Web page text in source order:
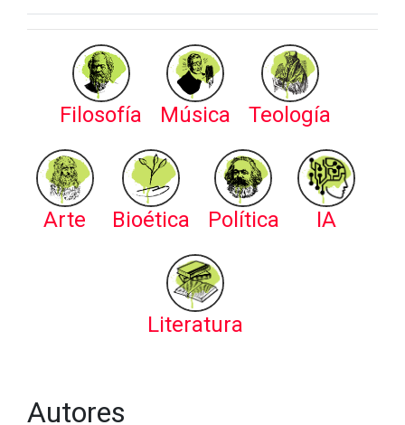
Filosofía Música Teología
Arte Bioética Política IA
Literatura
Autores